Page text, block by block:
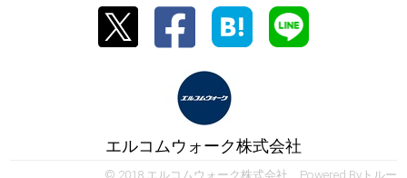
エルコムウォーク株式会社
© 2018 エルコムウォーク株式会社 Powered Byトルー